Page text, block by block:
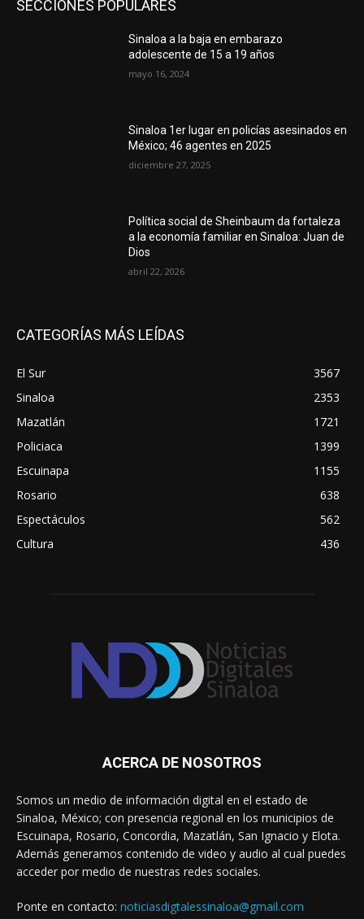
SECCIONES POPULARES
Sinaloa a la baja en embarazo
adolescente de 15 a 19 años
mayo 16, 2024
Sinaloa 1er lugar en policías asesinados en
México; 46 agentes en 2025
diciembre 27, 2025
Política social de Sheinbaum da fortaleza
a la economía familiar en Sinaloa: Juan de
Dios
abril 22, 2026
CATEGORÍAS MÁS LEÍDAS
El Sur
3567
Sinaloa
2353
Mazatlán
1721
Policiaca
1399
Escuinapa
1155
Rosario
638
Espectáculos
562
Cultura
436
ACERCA DE NOSOTROS
Somos un medio de información digital en el estado de
Sinaloa, México; con presencia regional en los municipios de
Escuinapa, Rosario, Concordia, Mazatlán, San Ignacio y Elota.
Además generamos contenido de video y audio al cual puedes
acceder por medio de nuestras redes sociales.
Ponte en contacto: noticiasdigtalessinaloa@gmail.com